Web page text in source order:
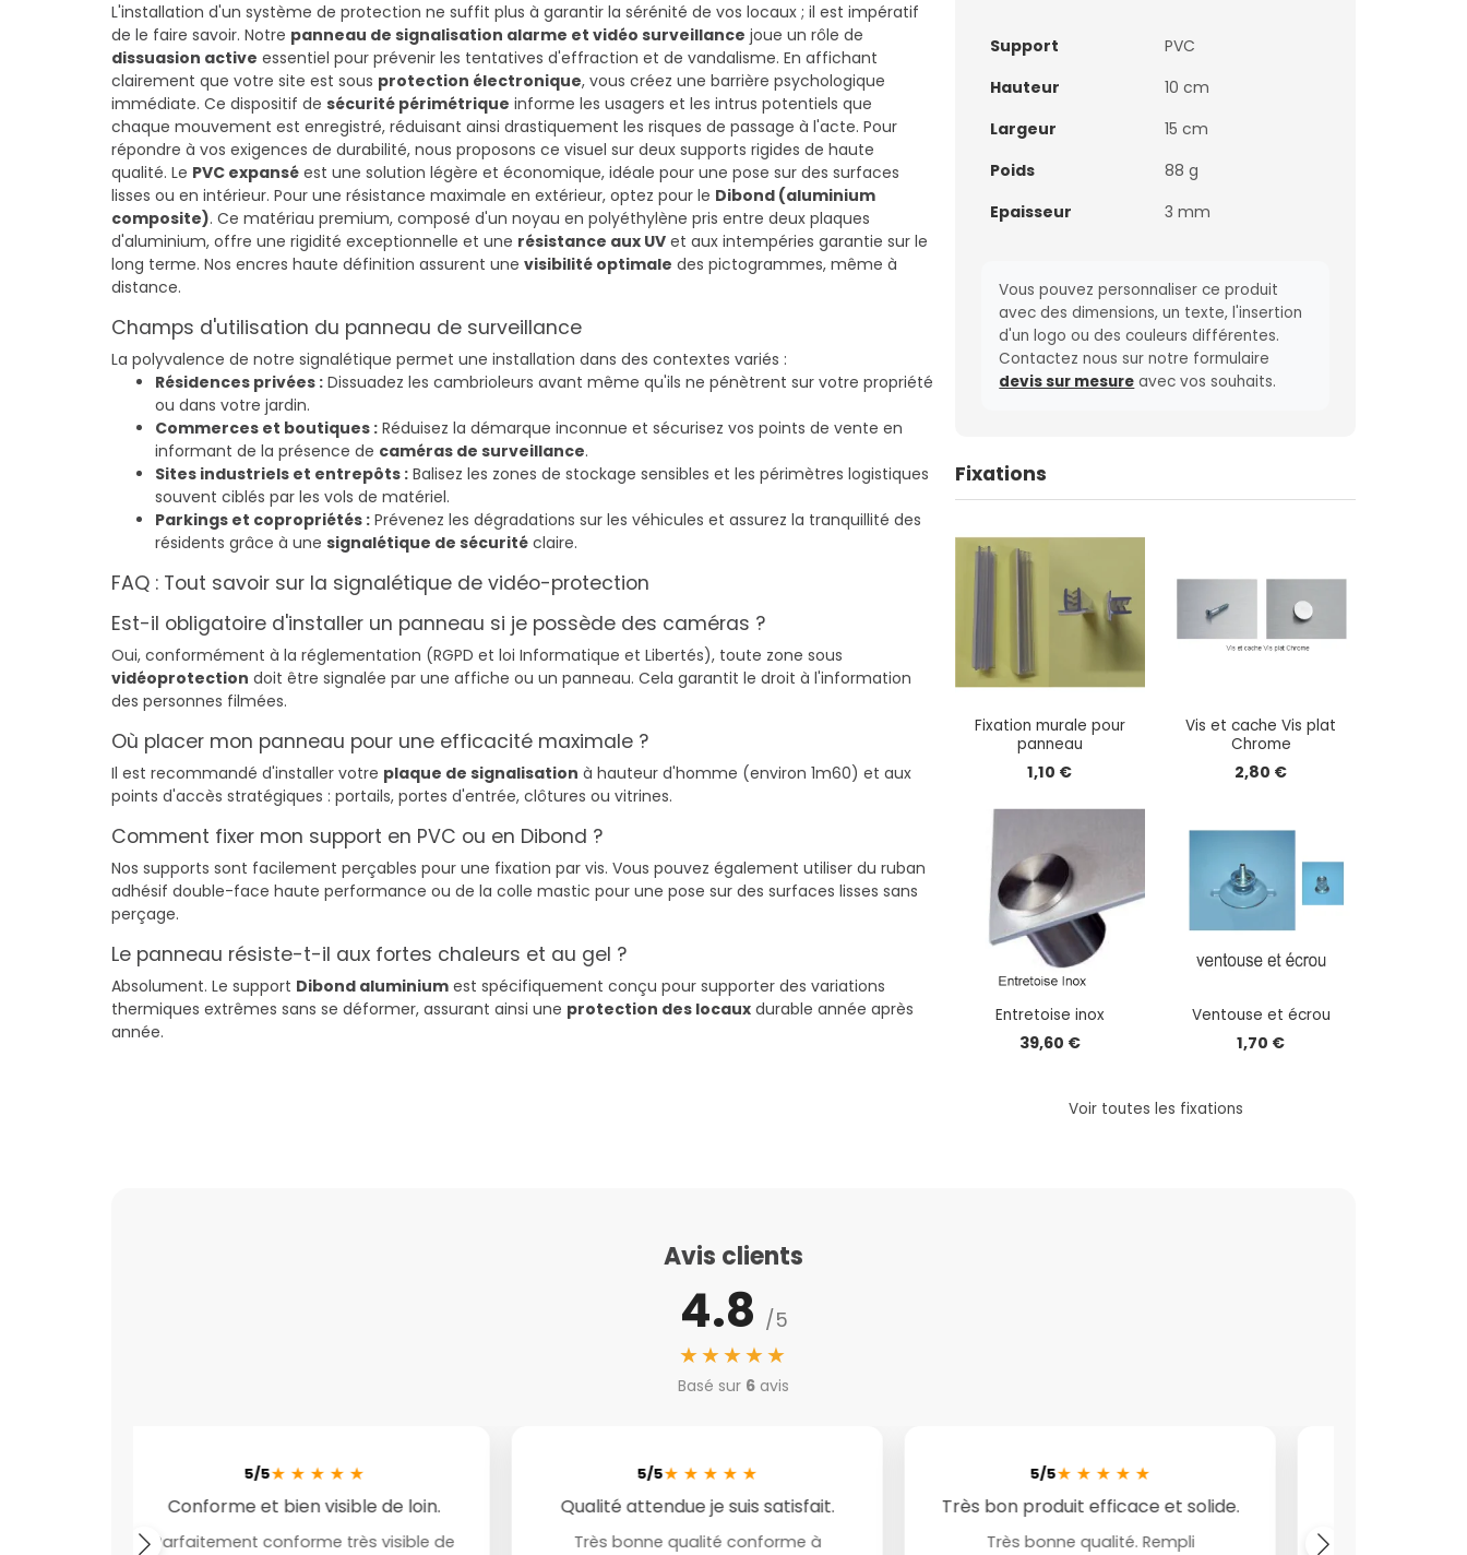
L'installation d'un système de protection ne suffit plus à garantir la sérénité de vos locaux ; il est impératif
de le faire savoir. Notre panneau de signalisation alarme et vidéo surveillance joue un rôle de
dissuasion active essentiel pour prévenir les tentatives d'effraction et de vandalisme. En affichant
clairement que votre site est sous protection électronique, vous créez une barrière psychologique
immédiate. Ce dispositif de sécurité périmétrique informe les usagers et les intrus potentiels que
chaque mouvement est enregistré, réduisant ainsi drastiquement les risques de passage à l'acte. Pour
répondre à vos exigences de durabilité, nous proposons ce visuel sur deux supports rigides de haute
qualité. Le PVC expansé est une solution légère et économique, idéale pour une pose sur des surfaces
lisses ou en intérieur. Pour une résistance maximale en extérieur, optez pour le Dibond (aluminium
composite). Ce matériau premium, composé d'un noyau en polyéthylène pris entre deux plaques
d'aluminium, offre une rigidité exceptionnelle et une résistance aux UV et aux intempéries garantie sur le
long terme. Nos encres haute définition assurent une visibilité optimale des pictogrammes, même à
distance.
Champs d'utilisation du panneau de surveillance
La polyvalence de notre signalétique permet une installation dans des contextes variés :
Résidences privées : Dissuadez les cambrioleurs avant même qu'ils ne pénètrent sur votre propriété
ou dans votre jardin.
Commerces et boutiques : Réduisez la démarque inconnue et sécurisez vos points de vente en
informant de la présence de caméras de surveillance.
Sites industriels et entrepôts : Balisez les zones de stockage sensibles et les périmètres logistiques
souvent ciblés par les vols de matériel.
Parkings et copropriétés : Prévenez les dégradations sur les véhicules et assurez la tranquillité des
résidents grâce à une signalétique de sécurité claire.
FAQ : Tout savoir sur la signalétique de vidéo-protection
Est-il obligatoire d'installer un panneau si je possède des caméras ?
Oui, conformément à la réglementation (RGPD et loi Informatique et Libertés), toute zone sous
vidéoprotection doit être signalée par une affiche ou un panneau. Cela garantit le droit à l'information
des personnes filmées.
Où placer mon panneau pour une efficacité maximale ?
Il est recommandé d'installer votre plaque de signalisation à hauteur d'homme (environ 1m60) et aux
points d'accès stratégiques : portails, portes d'entrée, clôtures ou vitrines.
Comment fixer mon support en PVC ou en Dibond ?
Nos supports sont facilement perçables pour une fixation par vis. Vous pouvez également utiliser du ruban
adhésif double-face haute performance ou de la colle mastic pour une pose sur des surfaces lisses sans
perçage.
Le panneau résiste-t-il aux fortes chaleurs et au gel ?
Absolument. Le support Dibond aluminium est spécifiquement conçu pour supporter des variations
thermiques extrêmes sans se déformer, assurant ainsi une protection des locaux durable année après
année.
Support
PVC
Hauteur
10 cm
Largeur
15 cm
Poids
88 g
Epaisseur
3 mm
Vous pouvez personnaliser ce produit
avec des dimensions, un texte, l'insertion
d'un logo ou des couleurs différentes.
Contactez nous sur notre formulaire
devis sur mesure avec vos souhaits.
Fixations
Fixation murale pour
panneau
1,10 €
Vis et cache Vis plat
Chrome
2,80 €
Entretoise inox
39,60 €
Ventouse et écrou
1,70 €
Voir toutes les fixations
Avis clients
4.8 /5
★★★★★
Basé sur 6 avis
5/5★ ★ ★ ★ ★
Conforme et bien visible de loin.
Parfaitement conforme très visible de
5/5★ ★ ★ ★ ★
Qualité attendue je suis satisfait.
Très bonne qualité conforme à
5/5★ ★ ★ ★ ★
Très bon produit efficace et solide.
Très bonne qualité. Rempli